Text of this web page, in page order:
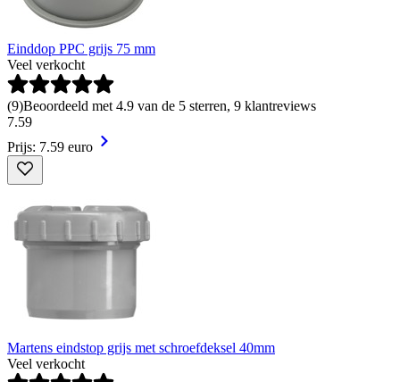
Einddop PPC grijs 75 mm
Veel verkocht
(9)Beoordeeld met 4.9 van de 5 sterren, 9 klantreviews
7.59
Prijs: 7.59 euro
Martens eindstop grijs met schroefdeksel 40mm
Veel verkocht